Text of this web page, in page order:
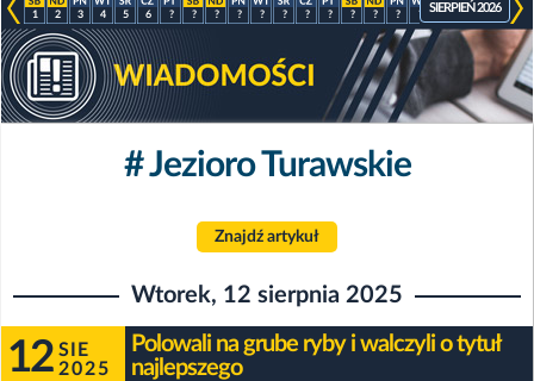
1 2 3 4 5 6 ? ? ? ? ? ? ? ? ? ? ? ? ? ? ?
SIERPIEŃ 2026
# Jezioro Turawskie
Znajdź artykuł
Wtorek, 12 sierpnia 2025
12 SIE
2025
Polowali na grube ryby i walczyli o tytuł
najlepszego